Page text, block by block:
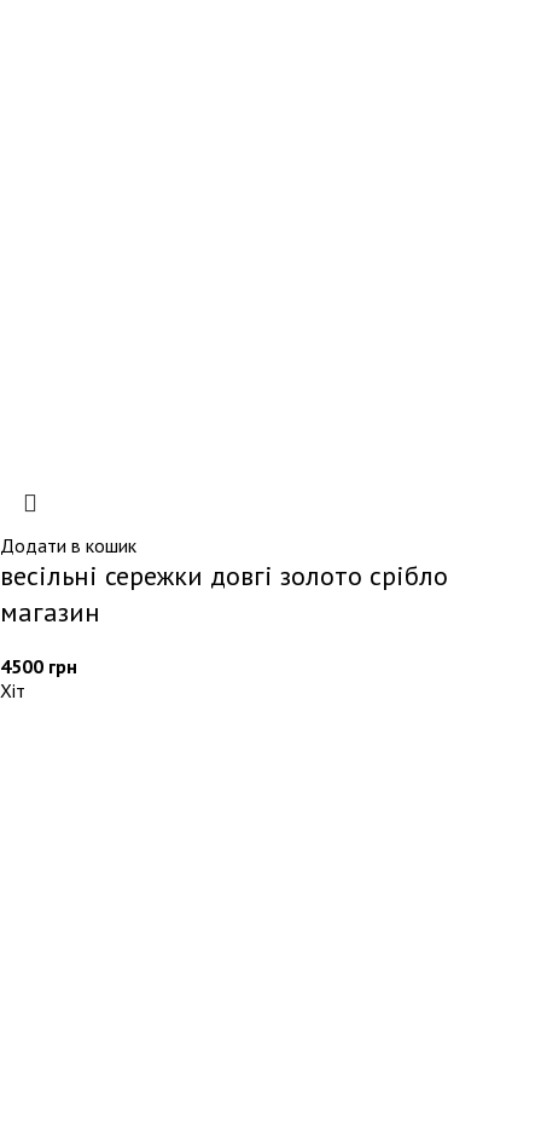
Додати в кошик
весільні сережки довгі золото срібло
магазин
4500 грн
Хіт